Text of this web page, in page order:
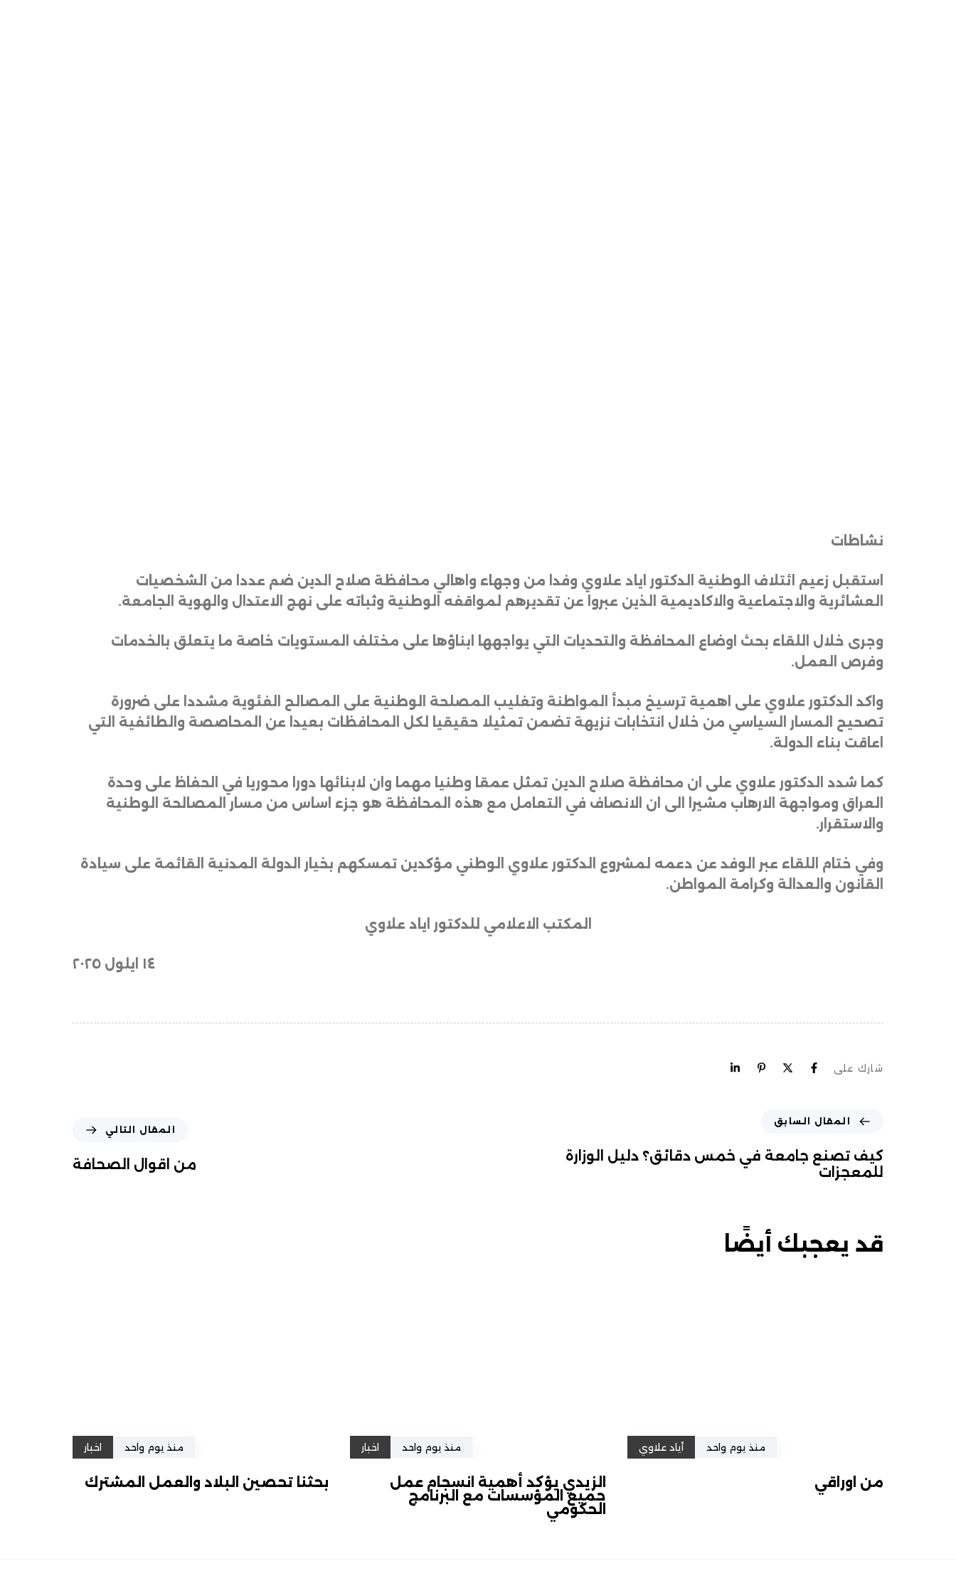
نشاطات
استقبل زعيم ائتلاف الوطنية الدكتور اياد علاوي وفدا من وجهاء واهالي محافظة صلاح الدين ضم عددا من الشخصيات
العشائرية والاجتماعية والاكاديمية الذين عبروا عن تقديرهم لمواقفه الوطنية وثباته على نهج الاعتدال والهوية الجامعة.
وجرى خلال اللقاء بحث اوضاع المحافظة والتحديات التي يواجهها ابناؤها على مختلف المستويات خاصة ما يتعلق بالخدمات
وفرص العمل.
واكد الدكتور علاوي على اهمية ترسيخ مبدأ المواطنة وتغليب المصلحة الوطنية على المصالح الفئوية مشددا على ضرورة
تصحيح المسار السياسي من خلال انتخابات نزيهة تضمن تمثيلا حقيقيا لكل المحافظات بعيدا عن المحاصصة والطائفية التي
اعاقت بناء الدولة.
كما شدد الدكتور علاوي على ان محافظة صلاح الدين تمثل عمقا وطنيا مهما وان لابنائها دورا محوريا في الحفاظ على وحدة
العراق ومواجهة الارهاب مشيرا الى ان الانصاف في التعامل مع هذه المحافظة هو جزء اساس من مسار المصالحة الوطنية
والاستقرار.
وفي ختام اللقاء عبر الوفد عن دعمه لمشروع الدكتور علاوي الوطني مؤكدين تمسكهم بخيار الدولة المدنية القائمة على سيادة
القانون والعدالة وكرامة المواطن.
المكتب الاعلامي للدكتور اياد علاوي
١٤ ايلول ٢٠٢٥
شارك على
المقال السابق
كيف تصنع جامعة في خمس دقائق؟ دليل الوزارة
للمعجزات
المقال التالي
من اقوال الصحافة
قد يعجبك أيضًا
منذ يوم واحد أياد علاوي
من اوراقي
منذ يوم واحد اخبار
الزيدي يؤكد أهمية انسجام عمل
جميع المؤسسات مع البرنامج
الحكومي
منذ يوم واحد اخبار
بحثنا تحصين البلاد والعمل المشترك